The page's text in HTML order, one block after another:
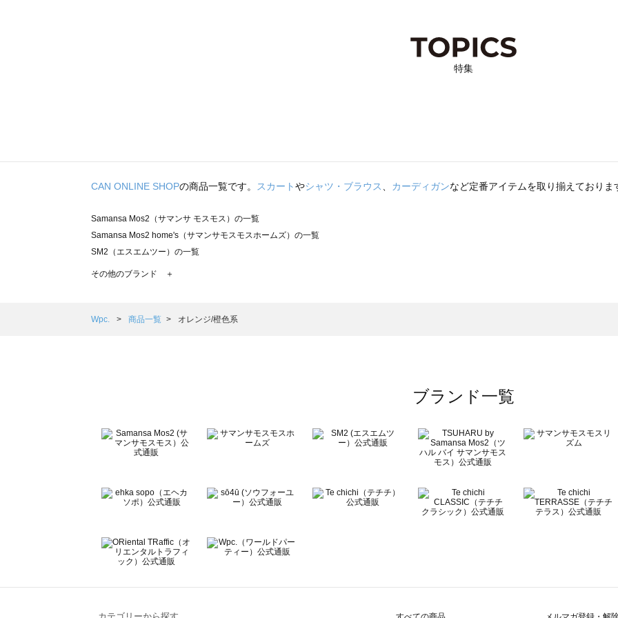
特集
CAN ONLINE SHOPの商品一覧です。 スカートやシャツ・ブラウス、 カーディガンなど定番アイテムを取り揃えておりま
Samansa Mos2（サマンサ モスモス）の一覧
Samansa Mos2 home's（サマンサモスモスホームズ）の一覧
SM2（エスエムツー）の一覧
TSUHARU by Samansa Mos2（ツハルバイサマンサモスモス）の一覧
Samansa Mos2 Lagom（サマンサモスモス ラーゴム）の一覧
BETTY'S BLUE（べティーズブルー）の一覧
Wpc.（ワールドパーティー）の一覧
その他のブランド ＋
Wpc. 商品一覧 オレンジ/橙色系
ブランド一覧